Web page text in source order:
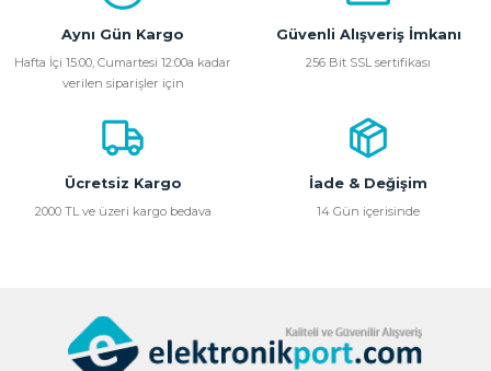
Aynı Gün Kargo
Hafta İçi 15:00, Cumartesi 12:00a kadar
verilen siparişler için
Güvenli Alışveriş İmkanı
256 Bit SSL sertifikası
Ücretsiz Kargo
2000 TL ve üzeri kargo bedava
İade & Değişim
14 Gün içerisinde